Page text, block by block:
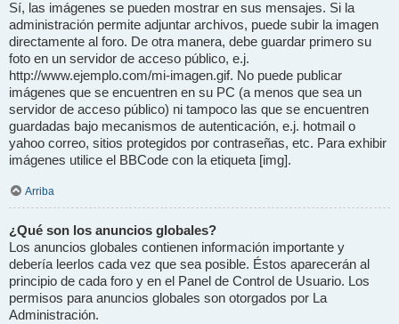
Sí, las imágenes se pueden mostrar en sus mensajes. Si la
administración permite adjuntar archivos, puede subir la imagen
directamente al foro. De otra manera, debe guardar primero su
foto en un servidor de acceso público, e.j.
http://www.ejemplo.com/mi-imagen.gif. No puede publicar
imágenes que se encuentren en su PC (a menos que sea un
servidor de acceso público) ni tampoco las que se encuentren
guardadas bajo mecanismos de autenticación, e.j. hotmail o
yahoo correo, sitios protegidos por contraseñas, etc. Para exhibir
imágenes utilice el BBCode con la etiqueta [img].
Arriba
¿Qué son los anuncios globales?
Los anuncios globales contienen información importante y
debería leerlos cada vez que sea posible. Éstos aparecerán al
principio de cada foro y en el Panel de Control de Usuario. Los
permisos para anuncios globales son otorgados por La
Administración.